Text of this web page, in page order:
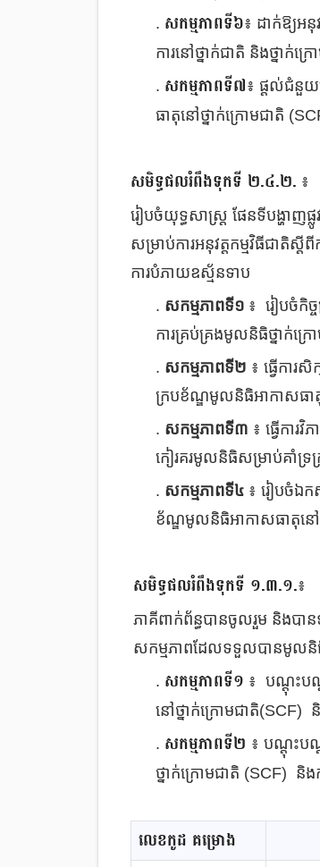
. សកម្មភាពទី៦៖ ដាក់ឱ្យអ
ការនៅថ្នាក់ជាតិ និងថ្នាក់ក្រ
. សកម្មភាពទី៧៖ ផ្តល់ជំនួយ
ធាតុនៅថ្នាក់ក្រោមជាតិ
សមិទ្ធផលរំពឹងទុកទី ២.៤.២. ៖
រៀបចំយុទ្ធសាស្ត្រ ផែនទីបង្ហាញ
សម្រាប់ការអនុវត្តកម្មវិធីជាតិស្
ការបំភាយឧស្ម័នទាប
. សកម្មភាពទី១ ៖ រៀបចំកិច្
ការគ្រប់គ្រងមូលនិធិថ្នាក់ក្រ
. សកម្មភាពទី២ ៖ ធ្វើការ
ក្របខ័ណ្ឌមូលនិធិអាកាសធា
. សកម្មភាពទី៣ ៖ ធ្វើកា
កៀរគរមូលនិធិសម្រាប់គាំទ្រ
. សកម្មភាពទី៤ ៖ រៀបចំឯក
ខ័ណ្ឌមូលនិធិអាកាសធាតុនៅ
សមិទ្ធផលរំពឹងទុកទី ១.៣.១.៖
ភាគីពាក់ព័ន្ធបានចូលរួម និងបាន
សកម្មភាពដែលទទួលបានមូលនិ
. សកម្មភាពទី១ ៖ បណ្តុះប
នៅថ្នាក់ក្រោមជាតិ(SCF) និ
. សកម្មភាពទី២ ៖ បណ្តុះប
ថ្នាក់ក្រោមជាតិ (SCF) និង
លេខកូដ គម្រោង